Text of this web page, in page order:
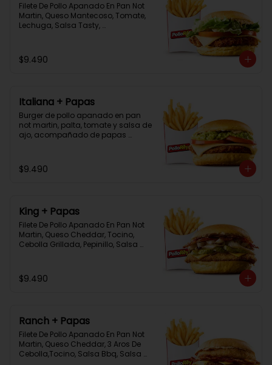
Filete De Pollo Apanado En Pan Not
Martin, Queso Mantecoso, Tomate,
Lechuga, Salsa Tasty,
$9.490
Italiana + Papas
Burger de pollo apanado en pan
not martin, palta, tomate y salsa de
ajo, acompañado de papas
$9.490
King + Papas
Filete De Pollo Apanado En Pan Not
Martin, Queso Cheddar, Tocino,
Cebolla Grillada, Pepinillo, Salsa
$9.490
Ranch + Papas
Filete De Pollo Apanado En Pan Not
Martin, Queso Cheddar, 3 Aros De
Cebolla,Tocino, Salsa Bbq, Salsa